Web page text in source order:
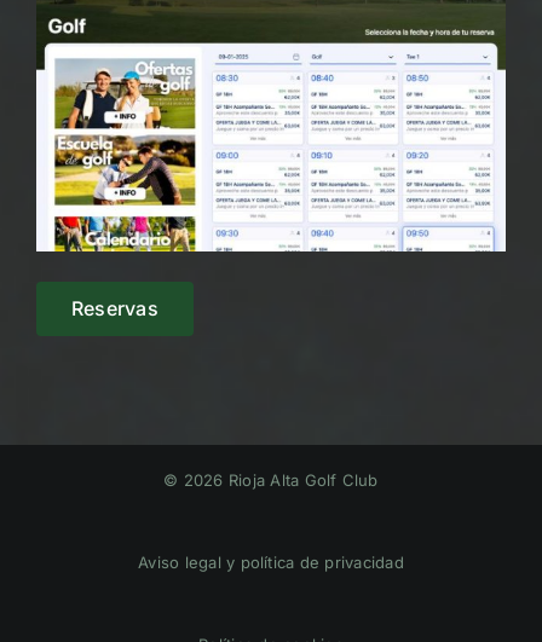
Reservas
© 2026 Rioja Alta Golf Club
Aviso legal y política de privacidad